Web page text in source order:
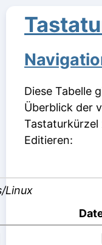
Diese Tabelle
Überblick der
Tastaturkürzel
Editieren:
Linux